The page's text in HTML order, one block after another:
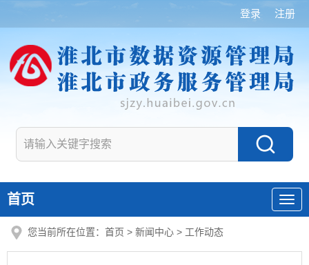
登录 注册
首页
您当前所在位置： 首页 > 新闻中心 > 工作动态